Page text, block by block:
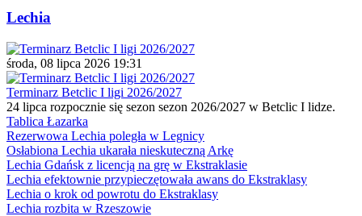
Lechia
środa, 08 lipca 2026 19:31
Terminarz Betclic I ligi 2026/2027
24 lipca rozpocznie się sezon sezon 2026/2027 w Betclic I lidze.
Tablica Łazarka
Rezerwowa Lechia poległa w Legnicy
Osłabiona Lechia ukarała nieskuteczną Arkę
Lechia Gdańsk z licencją na grę w Ekstraklasie
Lechia efektownie przypieczętowała awans do Ekstraklasy
Lechia o krok od powrotu do Ekstraklasy
Lechia rozbita w Rzeszowie